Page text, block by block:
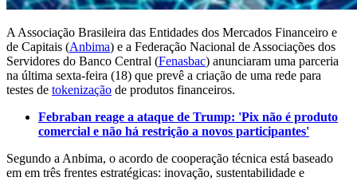
A Associação Brasileira das Entidades dos Mercados Financeiro e
de Capitais (Anbima) e a Federação Nacional de Associações dos
Servidores do Banco Central (Fenasbac) anunciaram uma parceria
na última sexta-feira (18) que prevê a criação de uma rede para
testes de tokenização de produtos financeiros.
Febraban reage a ataque de Trump: 'Pix não é produto
comercial e não há restrição a novos participantes'
Segundo a Anbima, o acordo de cooperação técnica está baseado
em em três frentes estratégicas: inovação, sustentabilidade e